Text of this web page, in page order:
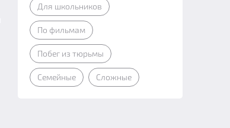
Для школьников
По фильмам
Побег из тюрьмы
Семейные Сложные